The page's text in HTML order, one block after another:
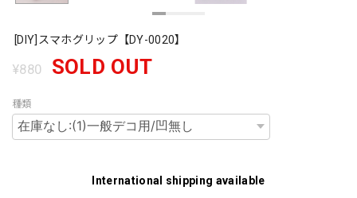
[DIY]スマホグリップ【DY-0020】
¥880 SOLD OUT
種類
International shipping available